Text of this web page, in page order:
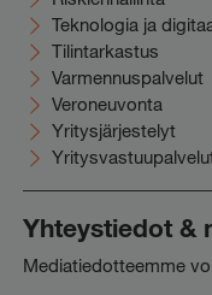
Teknologia ja
Tilintarkastus
Varmennuspalvelut
Veroneuvonta
Yritysjärjestelyt
Yhteystiedot &
Mediatiedotteemme